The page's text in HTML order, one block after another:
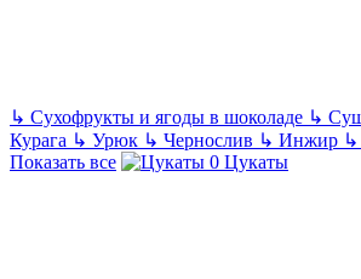
↳ Сухофрукты и ягоды в шоколаде ↳
Курага ↳ Урюк ↳ Чернослив ↳ Инжир ↳
Показать все
Цукаты